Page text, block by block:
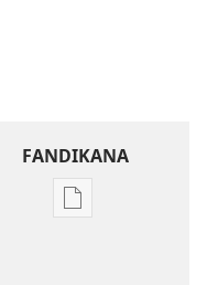
FANDIKANA
Fandikana